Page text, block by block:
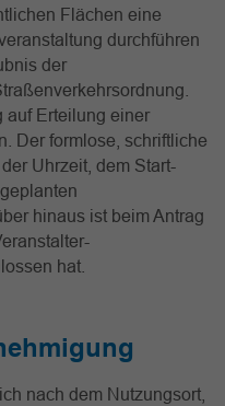
Flächen eine
durchführen
der
auf Erteilung einer
Der formlose, schriftliche
Uhrzeit, dem Start-
hinaus ist beim Antrag
hat.
nach dem Nutzungsort,